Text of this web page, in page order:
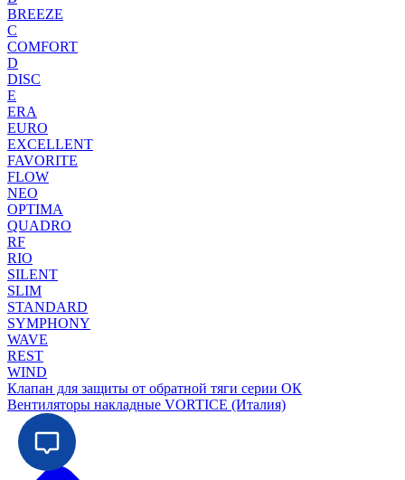
BREEZE
C
COMFORT
D
DISC
E
ERA
EURO
EXCELLENT
FAVORITE
FLOW
NEO
OPTIMA
QUADRO
RF
RIO
SILENT
SLIM
STANDARD
SYMPHONY
WAVE
REST
WIND
Клапан для защиты от обратной тяги серии ОК
Вентиляторы накладные VORTICE (Италия)